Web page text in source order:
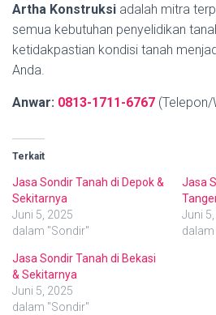
Artha Konstruksi adalah mitra
semua kebutuhan penyelidikan
ketidakpastian kondisi tanah
Anda.
Anwar: 0813-1711-6767 (Telepon/
Terkait
Jasa Sondir Tanah di Depok &
Sekitarnya
Juni 5, 2025
dalam "Sondir"
Jasa
Juni
Jasa Sondir Tanah di Bekasi
& Sekitarnya
Juni 5, 2025
dalam "Sondir"